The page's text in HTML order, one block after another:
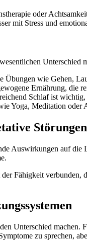
oder
mit Stress und
Übungen wie Gehen,
Ernährung, die
Schlaf ist wichtig,
Yoga, Meditation oder
Störungen
Auswirkungen auf
Fähigkeit
Unterschied
zu sprechen,